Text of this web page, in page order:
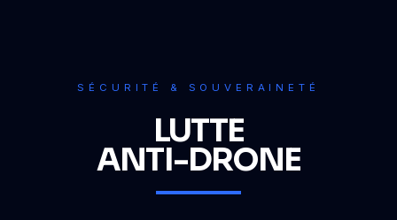
SÉCURITÉ & SOUVERAINETÉ
LUTTE
ANTI-DRONE